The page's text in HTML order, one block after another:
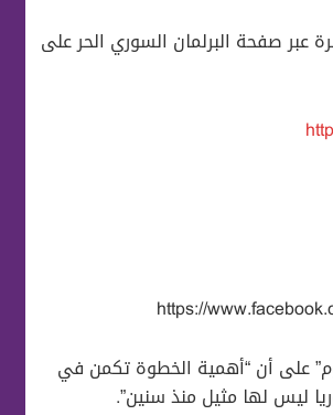
عبر صفحة البرلمان السوري الحر على
https://
على أن “أهمية الخطوة تكمن في
ليس لها مثيل منذ سنين”.